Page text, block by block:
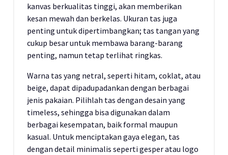
kanvas berkualitas tinggi, akan memberikan
kesan mewah dan berkelas. Ukuran tas juga
penting untuk dipertimbangkan; tas tangan yang
cukup besar untuk membawa barang-barang
penting, namun tetap terlihat ringkas.
Warna tas yang netral, seperti hitam, coklat, atau
beige, dapat dipadupadankan dengan berbagai
jenis pakaian. Pilihlah tas dengan desain yang
timeless, sehingga bisa digunakan dalam
berbagai kesempatan, baik formal maupun
kasual. Untuk menciptakan gaya elegan, tas
dengan detail minimalis seperti gesper atau logo